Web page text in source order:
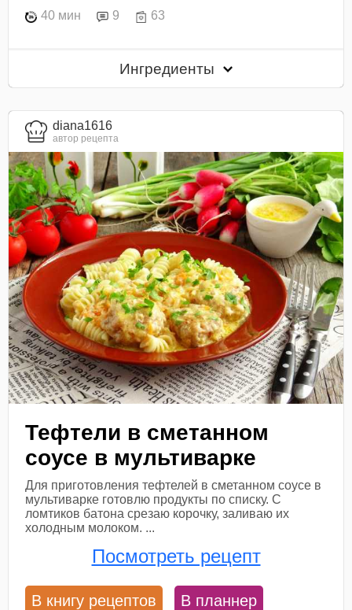
40 мин 9 63
Ингредиенты
diana1616
автор рецепта
Тефтели в сметанном
соусе в мультиварке
Для приготовления тефтелей в сметанном соусе в
мультиварке готовлю продукты по списку. С
ломтиков батона срезаю корочку, заливаю их
холодным молоком. ...
Посмотреть рецепт
В книгу рецептов В планнер